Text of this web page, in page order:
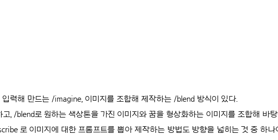
력해 만드는 /imagine, 이미지를 조합해 제작하는 /blend 방식이 있다.
, /blend로 원하는 색상톤을 가진 이미지와 꿈을 형상화하는 이미지를 조합해 바탕
로 이미지에 대한 프롬프트를 뽑아 제작하는 방법도 방향을 넓히는 것 중 하나